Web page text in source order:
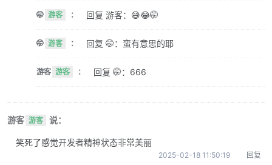
🤭 游客 ： 回复 游客：😅😂🤭
🤭 游客 ： 回复 🤭：蛮有意思的耶
游客 游客 ： 回复 🤭：666
游客 游客 说：
笑死了感觉开发者精神状态非常美丽
2025-02-18 11:50:19 回复